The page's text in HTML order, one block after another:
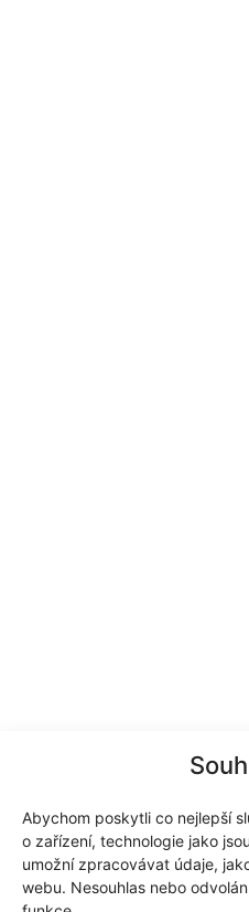
Abychom poskytli co nejlepší
o zařízení, technologie jako
umožní zpracovávat údaje,
webu. Nesouhlas nebo